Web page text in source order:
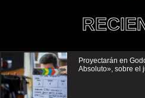
Proyectarán en
Absoluto», sobre el